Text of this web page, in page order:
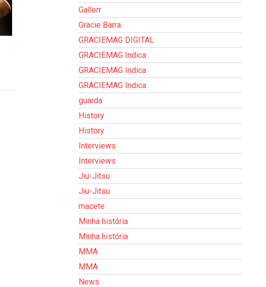
Gallerr
Gracie Barra
GRACIEMAG DIGITAL
GRACIEMAG Indica
GRACIEMAG Indica
GRACIEMAG Indica
guarda
History
History
Interviews
Interviews
Jiu-Jitsu
Jiu-Jitsu
macete
Minha história
Minha história
MMA
MMA
News